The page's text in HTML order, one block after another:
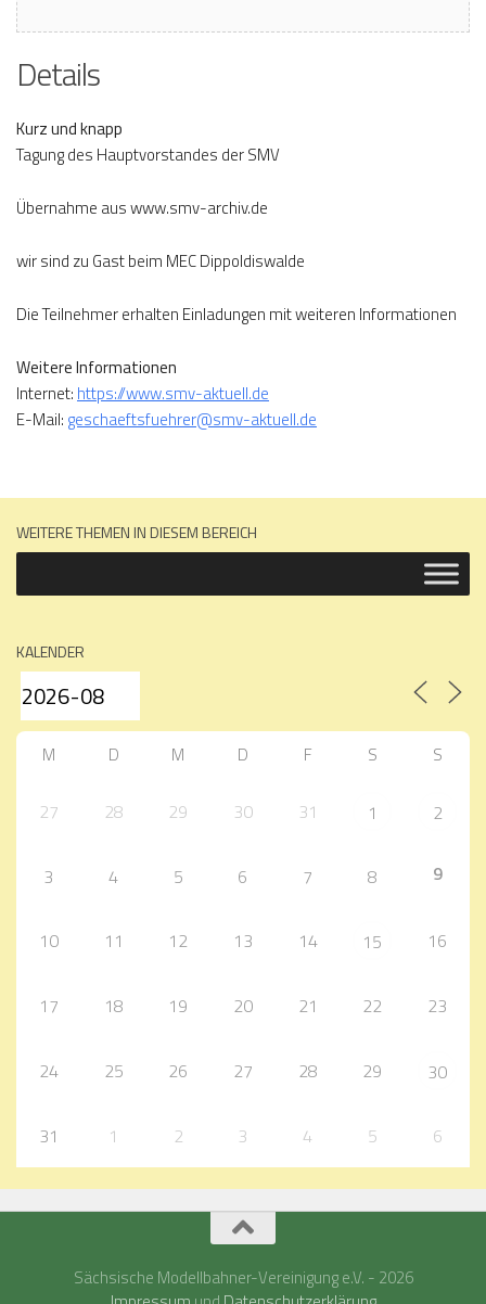
Details
Kurz und knapp
Tagung des Hauptvorstandes der SMV
Übernahme aus www.smv-archiv.de
wir sind zu Gast beim MEC Dippoldiswalde
Die Teilnehmer erhalten Einladungen mit weiteren Informationen
Weitere Informationen
Internet: https://www.smv-aktuell.de
E-Mail: geschaeftsfuehrer@smv-aktuell.de
WEITERE THEMEN IN DIESEM BEREICH
KALENDER
M D M D F S S
27 28 29 30 31 1 2
3 4 5 6 7 8 9
10 11 12 13 14 15 16
17 18 19 20 21 22 23
24 25 26 27 28 29 30
31 1 2 3 4 5 6
Sächsische Modellbahner-Vereinigung e.V. - 2026